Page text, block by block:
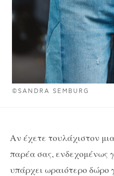
©SANDRA SEMBURG
Αν έχετε τουλάχιστον
παρέα σας, ενδεχομένως
υπάρχει ωραιότερο δώρο